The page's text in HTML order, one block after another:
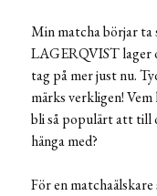
Min matcha börjar ta
LAGERQVIST lager
tag på mer just nu.
märks verkligen!
bli så populärt att till
hänga med?
För en